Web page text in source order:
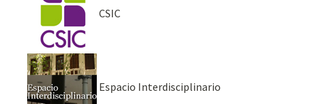
CSIC
Espacio Interdisciplinario